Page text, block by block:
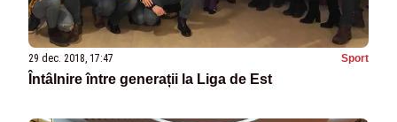
29 dec. 2018, 17:47 Sport
Întâlnire între generații la Liga de Est